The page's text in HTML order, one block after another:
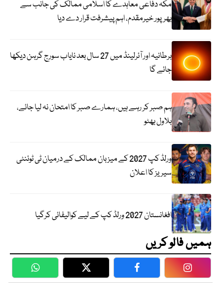
مکہ دفاعی معاہدے کا اسلامی ممالک کی جانب سے
بھرپور خیرمقدم، اہم پیشرفت قرار دے دیا
برطانیہ اور آئرلینڈ میں 27 سال بعد نایاب سورج گرہن دیکھا
جائے گا
ہم صبر کر رہے ہیں، ہمارے صبر کا امتحان نہ لیا جائے،
بلاول بھٹو
ورلڈ کپ 2027 کے میزبان ممالک کے درمیان ٹی ٹوئنٹی
سیریز کا اعلان
افغانستان 2027 ورلڈ کپ کے لیے کوالیفائی کرگیا
ہمیں فالو کریں
WhatsApp Twitter Facebook